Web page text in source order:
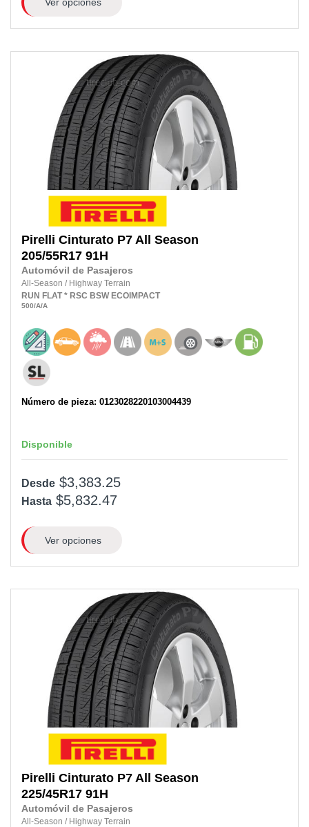
Pirelli Cinturato P7 All Season
205/55R17 91H
Automóvil de Pasajeros
All-Season / Highway Terrain
RUN FLAT * RSC BSW ECOIMPACT
500/A/A
Número de pieza: 0123028220103004439
Disponible
Desde $3,383.25
Hasta $5,832.47
Ver opciones
Pirelli Cinturato P7 All Season
225/45R17 91H
Automóvil de Pasajeros
All-Season / Highway Terrain